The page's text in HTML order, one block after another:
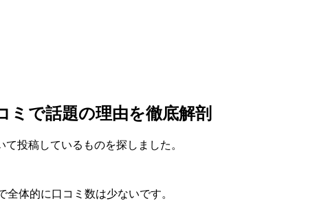
ミで話題の理由を徹底解剖
投稿しているものを探しました。
体的に口コミ数は少ないです。